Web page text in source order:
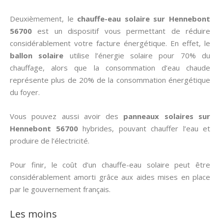
Deuxièmement, le chauffe-eau solaire sur Hennebont
56700 est un dispositif vous permettant de réduire
considérablement votre facture énergétique. En effet, le
ballon solaire utilise l’énergie solaire pour 70% du
chauffage, alors que la consommation d’eau chaude
représente plus de 20% de la consommation énergétique
du foyer.
Vous pouvez aussi avoir des panneaux solaires sur
Hennebont 56700hybrides, pouvant chauffer l’eau et
produire de l’électricité.
Pour finir, le coût d’un chauffe-eau solaire peut être
considérablement amorti grâce aux aides mises en place
par le gouvernement français.
Les moins